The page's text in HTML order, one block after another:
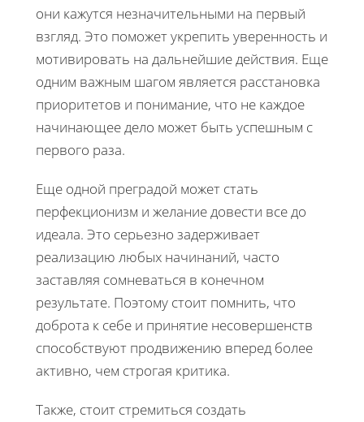
они кажутся незначительными на первый
взгляд. Это поможет укрепить уверенность и
мотивировать на дальнейшие действия. Еще
одним важным шагом является расстановка
приоритетов и понимание, что не каждое
начинающее дело может быть успешным с
первого раза.
Еще одной преградой может стать
перфекционизм и желание довести все до
идеала. Это серьезно задерживает
реализацию любых начинаний, часто
заставляя сомневаться в конечном
результате. Поэтому стоит помнить, что
доброта к себе и принятие несовершенств
способствуют продвижению вперед более
активно, чем строгая критика.
Также, стоит стремиться создать